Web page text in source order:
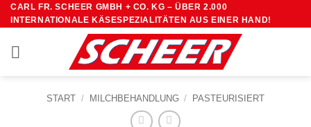
Zum
Inhalt
CARL FR. SCHEER GMBH + CO. KG – ÜBER 2.000
INTERNATIONALE KÄSESPEZIALITÄTEN AUS EINER HAND!
START / MILCHBEHANDLUNG / PASTEURISIERT